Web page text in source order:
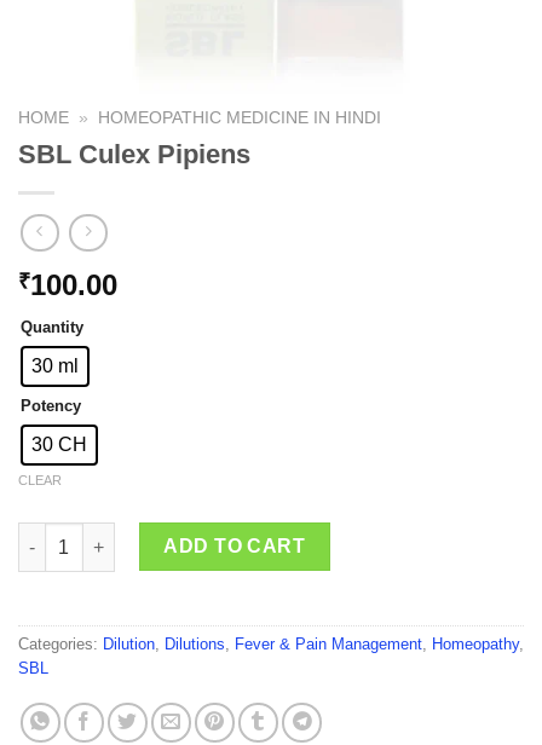
HOME » HOMEOPATHIC MEDICINE IN HINDI
SBL Culex Pipiens
₹100.00
Quantity
30 ml
Potency
30 CH
CLEAR
SBL Culex Pipiens quantity
ADD TO CART
Categories: Dilution, Dilutions, Fever & Pain Management, Homeopathy,
SBL